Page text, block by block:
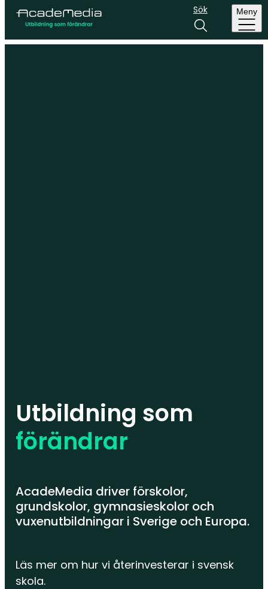
Sök Meny
Utbildning som
förändrar
AcadeMedia driver förskolor,
grundskolor, gymnasieskolor och
vuxenutbildningar i Sverige och Europa.
Läs mer om hur vi återinvesterar i svensk
skola.